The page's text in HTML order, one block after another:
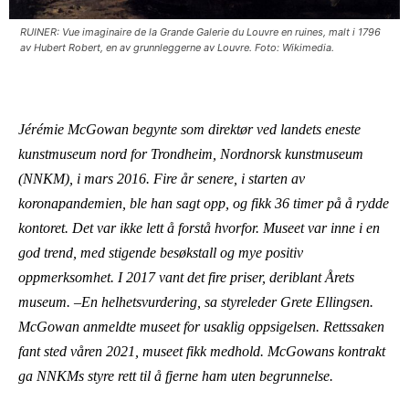
RUINER: Vue imaginaire de la Grande Galerie du Louvre en ruines, malt i 1796
av Hubert Robert, en av grunnleggerne av Louvre. Foto: Wikimedia.
Jérémie McGowan begynte som direktør ved landets eneste
kunstmuseum nord for Trondheim, Nordnorsk kunstmuseum
(NNKM), i mars 2016. Fire år senere, i starten av
koronapandemien, ble han sagt opp, og fikk 36 timer på å rydde
kontoret. Det var ikke lett å forstå hvorfor. Museet var inne i en
god trend, med stigende besøkstall og mye positiv
oppmerksomhet. I 2017 vant det fire priser, deriblant Årets
museum. –En helhetsvurdering, sa styreleder Grete Ellingsen.
McGowan anmeldte museet for usaklig oppsigelsen. Rettssaken
fant sted våren 2021, museet fikk medhold. McGowans kontrakt
ga NNKMs styre rett til å fjerne ham uten begrunnelse.